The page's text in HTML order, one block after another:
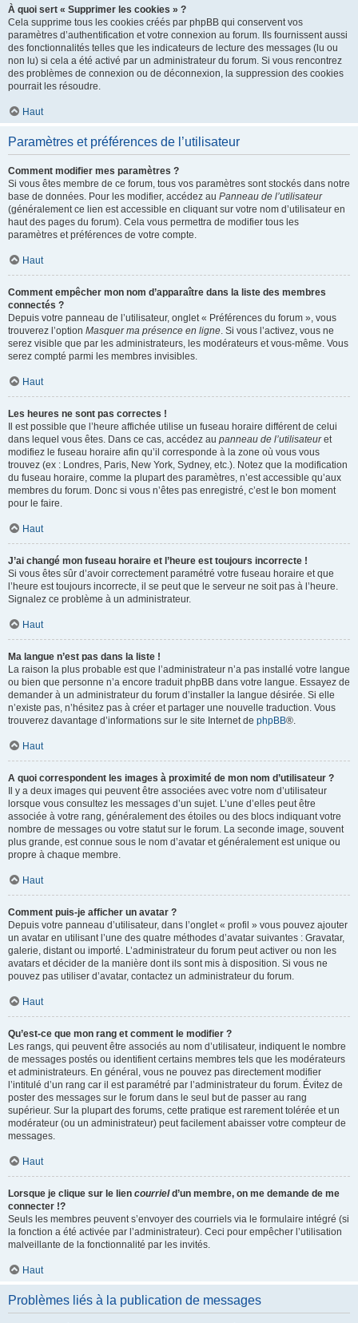
À quoi sert « Supprimer les cookies » ?
Cela supprime tous les cookies créés par phpBB qui conservent vos
paramètres d’authentification et votre connexion au forum. Ils fournissent aussi
des fonctionnalités telles que les indicateurs de lecture des messages (lu ou
non lu) si cela a été activé par un administrateur du forum. Si vous rencontrez
des problèmes de connexion ou de déconnexion, la suppression des cookies
pourrait les résoudre.
Haut
Paramètres et préférences de l’utilisateur
Comment modifier mes paramètres ?
Si vous êtes membre de ce forum, tous vos paramètres sont stockés dans notre
base de données. Pour les modifier, accédez au Panneau de l’utilisateur
(généralement ce lien est accessible en cliquant sur votre nom d’utilisateur en
haut des pages du forum). Cela vous permettra de modifier tous les
paramètres et préférences de votre compte.
Haut
Comment empêcher mon nom d’apparaître dans la liste des membres
connectés ?
Depuis votre panneau de l’utilisateur, onglet « Préférences du forum », vous
trouverez l’option Masquer ma présence en ligne. Si vous l’activez, vous ne
serez visible que par les administrateurs, les modérateurs et vous-même. Vous
serez compté parmi les membres invisibles.
Haut
Les heures ne sont pas correctes !
Il est possible que l’heure affichée utilise un fuseau horaire différent de celui
dans lequel vous êtes. Dans ce cas, accédez au panneau de l’utilisateuret
modifiez le fuseau horaire afin qu’il corresponde à la zone où vous vous
trouvez (ex : Londres, Paris, New York, Sydney, etc.). Notez que la modification
du fuseau horaire, comme la plupart des paramètres, n’est accessible qu’aux
membres du forum. Donc si vous n’êtes pas enregistré, c’est le bon moment
pour le faire.
Haut
J’ai changé mon fuseau horaire et l’heure est toujours incorrecte !
Si vous êtes sûr d’avoir correctement paramétré votre fuseau horaire et que
l’heure est toujours incorrecte, il se peut que le serveur ne soit pas à l’heure.
Signalez ce problème à un administrateur.
Haut
Ma langue n’est pas dans la liste !
La raison la plus probable est que l’administrateur n’a pas installé votre langue
ou bien que personne n’a encore traduit phpBB dans votre langue. Essayez de
demander à un administrateur du forum d’installer la langue désirée. Si elle
n’existe pas, n’hésitez pas à créer et partager une nouvelle traduction. Vous
trouverez davantage d’informations sur le site Internet de phpBB®.
Haut
A quoi correspondent les images à proximité de mon nom d’utilisateur ?
Il y a deux images qui peuvent être associées avec votre nom d’utilisateur
lorsque vous consultez les messages d’un sujet. L’une d’elles peut être
associée à votre rang, généralement des étoiles ou des blocs indiquant votre
nombre de messages ou votre statut sur le forum. La seconde image, souvent
plus grande, est connue sous le nom d’avatar et généralement est unique ou
propre à chaque membre.
Haut
Comment puis-je afficher un avatar ?
Depuis votre panneau d’utilisateur, dans l’onglet « profil » vous pouvez ajouter
un avatar en utilisant l’une des quatre méthodes d’avatar suivantes : Gravatar,
galerie, distant ou importé. L’administrateur du forum peut activer ou non les
avatars et décider de la manière dont ils sont mis à disposition. Si vous ne
pouvez pas utiliser d’avatar, contactez un administrateur du forum.
Haut
Qu’est-ce que mon rang et comment le modifier ?
Les rangs, qui peuvent être associés au nom d’utilisateur, indiquent le nombre
de messages postés ou identifient certains membres tels que les modérateurs
et administrateurs. En général, vous ne pouvez pas directement modifier
l’intitulé d’un rang car il est paramétré par l’administrateur du forum. Évitez de
poster des messages sur le forum dans le seul but de passer au rang
supérieur. Sur la plupart des forums, cette pratique est rarement tolérée et un
modérateur (ou un administrateur) peut facilement abaisser votre compteur de
messages.
Haut
Lorsque je clique sur le lien courrield’un membre, on me demande de me
connecter !?
Seuls les membres peuvent s’envoyer des courriels via le formulaire intégré (si
la fonction a été activée par l’administrateur). Ceci pour empêcher l’utilisation
malveillante de la fonctionnalité par les invités.
Haut
Problèmes liés à la publication de messages